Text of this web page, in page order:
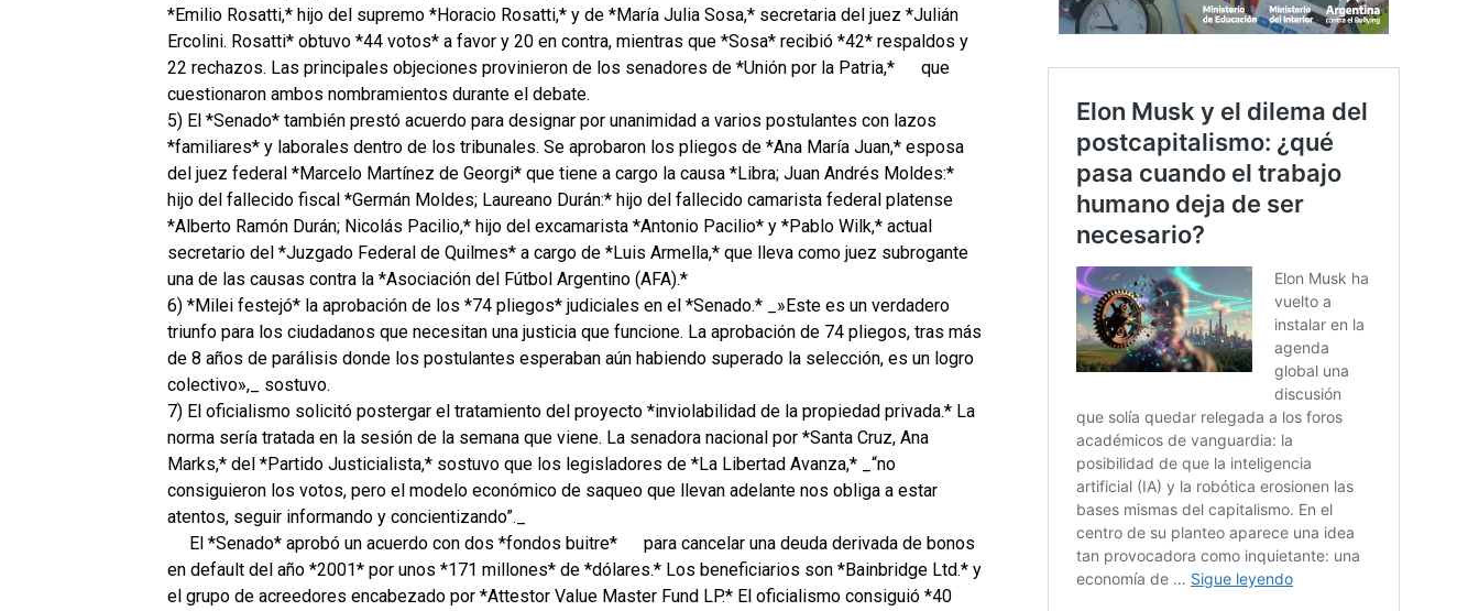
*Emilio Rosatti,* hijo del supremo *Horacio Rosatti,* y de *María Julia Sosa,* secretaria del juez *Julián
Ercolini. Rosatti* obtuvo *44 votos* a favor y 20 en contra, mientras que *Sosa* recibió *42* respaldos y
22 rechazos. Las principales objeciones provinieron de los senadores de *Unión por la Patria,*
que
cuestionaron ambos nombramientos durante el debate.
5) El *Senado* también prestó acuerdo para designar por unanimidad a varios postulantes con lazos
*familiares* y laborales dentro de los tribunales. Se aprobaron los pliegos de *Ana María Juan,* esposa
del juez federal *Marcelo Martínez de Georgi* que tiene a cargo la causa *Libra; Juan Andrés Moldes:*
hijo del fallecido fiscal *Germán Moldes; Laureano Durán:* hijo del fallecido camarista federal platense
*Alberto Ramón Durán; Nicolás Pacilio,* hijo del excamarista *Antonio Pacilio* y *Pablo Wilk,* actual
secretario del *Juzgado Federal de Quilmes* a cargo de *Luis Armella,* que lleva como juez subrogante
una de las causas contra la *Asociación del Fútbol Argentino (AFA).*
6) *Milei festejó* la aprobación de los *74 pliegos* judiciales en el *Senado.* _»Este es un verdadero
triunfo para los ciudadanos que necesitan una justicia que funcione. La aprobación de 74 pliegos, tras más
de 8 años de parálisis donde los postulantes esperaban aún habiendo superado la selección, es un logro
colectivo»,_ sostuvo.
7) El oficialismo solicitó postergar el tratamiento del proyecto *inviolabilidad de la propiedad privada.* La
norma sería tratada en la sesión de la semana que viene. La senadora nacional por *Santa Cruz, Ana
Marks,* del *Partido Justicialista,* sostuvo que los legisladores de *La Libertad Avanza,* _“no
consiguieron los votos, pero el modelo económico de saqueo que llevan adelante nos obliga a estar
atentos, seguir informando y concientizando”._
El *Senado* aprobó un acuerdo con dos *fondos buitre*
para cancelar una deuda derivada de bonos
en default del año *2001* por unos *171 millones* de *dólares.* Los beneficiarios son *Bainbridge Ltd.* y
el grupo de acreedores encabezado por *Attestor Value Master Fund LP.* El oficialismo consiguió *40